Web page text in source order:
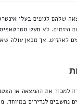
שלהם לגופים בעלי
היזמים. לא מעט
לאקזיט. אך מכאן עולה
למכור את ההמצאה או
נחשבים לנדירים